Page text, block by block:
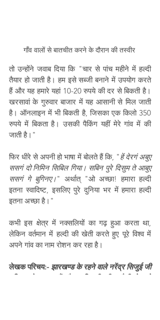
गाँव वालों से बातचीत करने के दौरान की तस्वीर
तो उन्होंने जवाब दिया कि "चार से पांच महीने में हल्दी
तैयार हो जाती है। हम इसे सब्जी बनाने में उपयोग करते
हैं और यह हमारे यहां 10-20 रुपये की दर से बिकती है।
खरसावां के गुरुवार बाजार में यह आसानी से मिल जाती
है। ऑनलाइन में भी बिकती है, जिसका एक किलो 350
रुपये में बिकता है। उसकी पैकिंग यहीं मेरे गांव में की
जाती है।"
फिर धीरे से अपनी हो भाषा में बोलते हैं कि, "हें देरगं अबुए
ससगं दो निमिन सिबिल गिया। सबिन पुरे दिसुम ते आबुए
ससगं गे बुगिनए।" अर्थात् "ओ अच्छा! हमारा हल्दी
इतना स्वादिष्ट, इसलिए पुरे दुनिया भर में हमारा हल्दी
इतना अच्छा है।"
कभी इस क्षेत्र में नक्सलियों का गढ़ हुआ करता था,
लेकिन वर्तमान में हल्दी की खेती करते हुए पूरे विश्व में
अपने गांव का नाम रोशन कर रहा है।
लेखक परिचय:- झारखण्ड के रहने वाले नरेंद्र सिजुई जी
इतिहास के छात्र हैं और आदिवासी जीवनशैली से जुड़े